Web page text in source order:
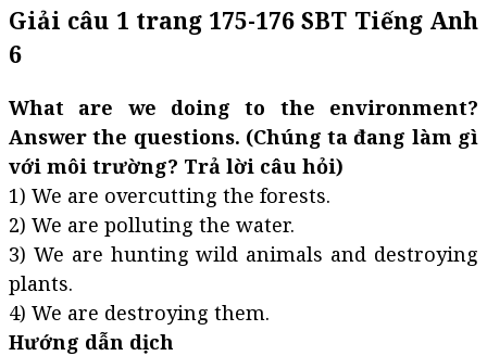
Giải câu 1 trang 175-176 SBT Tiếng Anh
6
What are we doing to the environment?
Answer the questions. (Chúng ta đang làm gì
với môi trường? Trả lời câu hỏi)
1) We are overcutting the forests.
2) We are polluting the water.
3) We are hunting wild animals and destroying
plants.
4) We are destroying them.
Hướng dẫn dịch